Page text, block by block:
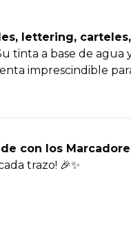
lettering,
tinta a base de agua
imprescindible
con los
trazo! 🎉✨